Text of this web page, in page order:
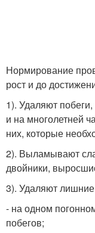
Нормирование
рост и до
1). Удаляют
и на многолетней
них, которые
2). Выламывают
двойники,
3). Удаляют лишние
- на одном
побегов;